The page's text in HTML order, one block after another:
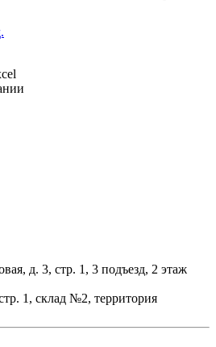
д. 3, стр. 1, 3 подъезд, 2 этаж
1, склад №2, территория